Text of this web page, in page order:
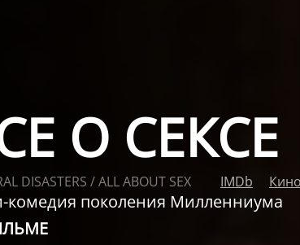
О СЕКСЕ
DISASTERS / ALL ABOUT SEX IMDb
комедия поколения Милленниума